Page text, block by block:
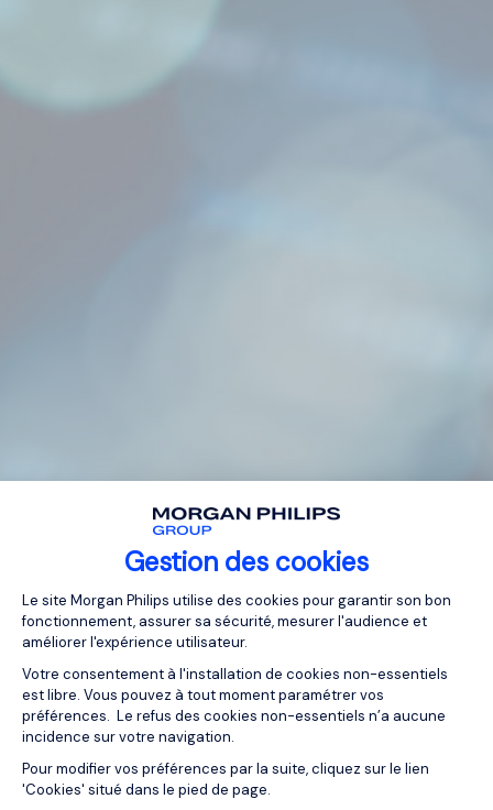
Gestion des cookies
Plateforme de Gestion du
Le site Morgan Philips utilise des cookies pour garantir son bon
fonctionnement, assurer sa sécurité, mesurer l'audience et
améliorer l'expérience utilisateur.
Votre consentement à l'installation de cookies non-essentiels
est libre. Vous pouvez à tout moment paramétrer vos
préférences. Le refus des cookies non-essentiels n’a aucune
incidence sur votre navigation.
Pour modifier vos préférences par la suite, cliquez sur le lien
'Cookies' situé dans le pied de page.
Axeptio consent